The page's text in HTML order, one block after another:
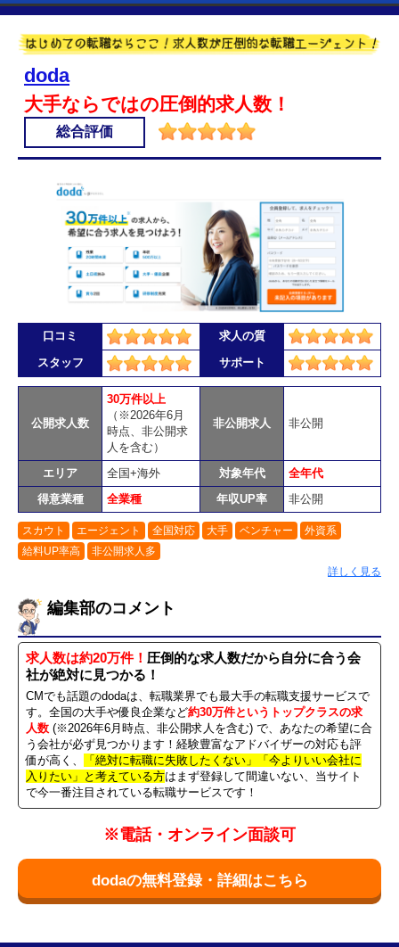
doda
大手ならではの圧倒的求人数！
総合評価
口コミ
求人の質
スタッフ
サポート
公開求人数
30万件以上
（※2026年6月
時点、非公開求
人を含む）
非公開求人 非公開
エリア 全国+海外 対象年代
全年代
得意業種
全業種 年収UP率 非公開
スカウト エージェント 全国対応 大手 ベンチャー
外資系
給料UP率高
非公開求人多
詳しく見る
編集部のコメント
求人数は約20万件！ 圧倒的な求人数だから自分に合う会
社が絶対に見つかる！
CMでも話題のdodaは、転職業界でも最大手の転職支援サービスで
す。全国の大手や優良企業など約30万件というトップクラスの求
人数 (※2026年6月時点、非公開求人を含む) で、あなたの希望に合
う会社が必ず見つかります！経験豊富なアドバイザーの対応も評
価が高く、
「絶対に転職に失敗したくない」「今よりいい会社に
入りたい」と考えている方はまず登録して間違いない、当サイト
で今一番注目されている転職サービスです！
※電話・オンライン面談可
dodaの無料登録・詳細はこちら